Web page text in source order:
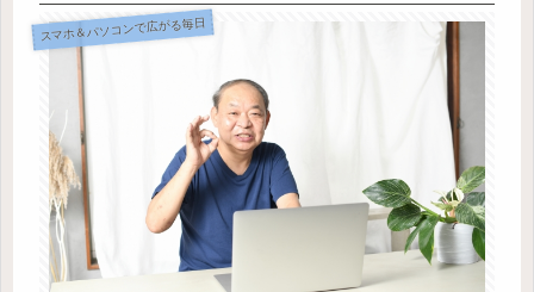
スマホ＆パソコンで広がる毎日